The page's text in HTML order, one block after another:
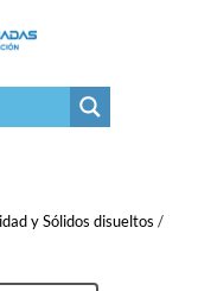
y Sólidos disueltos /